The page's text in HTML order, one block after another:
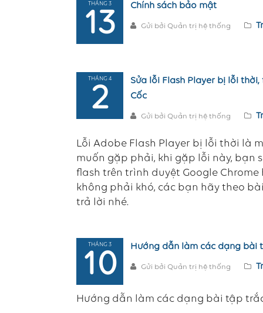
THÁNG 3
13
Chính sách bảo mật
Gửi bởi Quản trị hệ thống
THÁNG 4
2
Sửa lỗi Flash Player bị lỗi
Cốc
Gửi bởi Quản trị hệ thống
Lỗi Adobe Flash Player bị lỗi thời là
muốn gặp phải, khi gặp lỗi này, bạn
flash trên trình duyệt Google
không phải khó, các bạn hãy theo
trả lời nhé.
THÁNG 3
10
Hướng dẫn làm các dạng bài
Gửi bởi Quản trị hệ thống
Hướng dẫn làm các dạng bài tập